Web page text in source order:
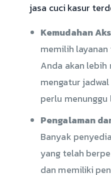
jasa cuci kasur
Kemudahan
memilih
Anda akan lebih
mengatur
perlu menunggu
Pengalaman
Banyak
yang telah
dan memiliki